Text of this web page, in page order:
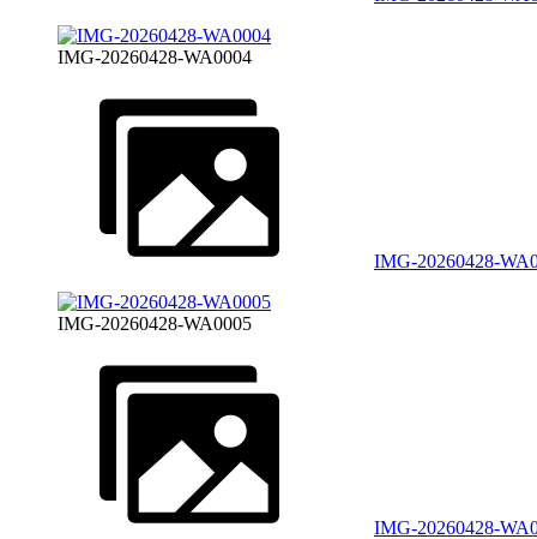
IMG-20260428-WA0004
IMG-20260428-
IMG-20260428-WA0005
IMG-20260428-